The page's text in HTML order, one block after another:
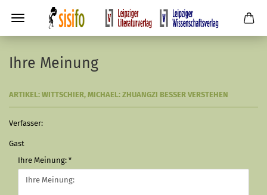
Ihre Meinung
ARTIKEL: WITTSCHIER, MICHAEL: ZHUANGZI BESSER VERSTEHEN
Verfasser:
Gast
Ihre Meinung: